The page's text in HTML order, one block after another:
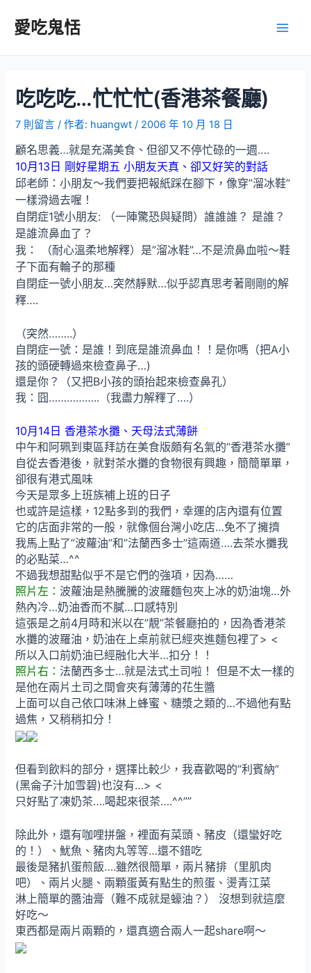
愛吃鬼恬
吃吃吃…忙忙忙(香港茶餐廳)
7 則留言 / 作者: huangwt/ 2006 年 10 月 18 日
顧名思義…就是充滿美食、但卻又不停忙碌的一週….
10月13日 剛好星期五 小朋友天真、卻又好笑的對話
邱老師：小朋友～我們要把報紙踩在腳下，像穿”溜冰鞋”
一樣滑過去喔！
自閉症1號小朋友: （一陣驚恐與疑問）誰誰誰？ 是誰？
是誰流鼻血了？
我： （耐心溫柔地解釋）是”溜冰鞋”…不是流鼻血啦～鞋
子下面有輪子的那種
自閉症一號小朋友…突然靜默…似乎認真思考著剛剛的解
釋….
（突然……..）
自閉症一號：是誰！到底是誰流鼻血！！是你嗎（把A小
孩的頭硬轉過來檢查鼻子…)
還是你？（又把B小孩的頭抬起來檢查鼻孔）
我：囧……………..（我盡力解釋了….）
10月14日 香港茶水攤、天母法式薄餅
中午和阿珮到東區拜訪在美食版頗有名氣的”香港茶水攤”
自從去香港後，就對茶水攤的食物很有興趣，簡簡單單，
卻很有港式風味
今天是眾多上班族補上班的日子
也或許是這樣，12點多到的我們，幸運的店內還有位置
它的店面非常的一般，就像個台灣小吃店…免不了擁擠
我馬上點了”波蘿油”和”法蘭西多士”這兩道….去茶水攤我
的必點菜…^^
不過我想甜點似乎不是它們的強項，因為……
照片左：波蘿油是熱騰騰的波羅麵包夾上冰的奶油塊…外
熱內冷…奶油香而不膩…口感特別
這張是之前4月時和米以在”靚”茶餐廳拍的，因為香港茶
水攤的波羅油，奶油在上桌前就已經夾進麵包裡了> <
所以入口前奶油已經融化大半…扣分！！
照片右： 法蘭西多士…就是法式土司啦！ 但是不太一樣的
是他在兩片土司之間會夾有薄薄的花生醬
上面可以自己依口味淋上蜂蜜、糖漿之類的…不過他有點
過焦，又稍稍扣分！
但看到飲料的部分，選擇比較少，我喜歡喝的”利賓納”
(黑侖子汁加雪碧)也沒有…> <
只好點了凍奶茶….喝起來很茶….^^””
除此外，還有咖哩拼盤，裡面有菜頭、豬皮（還蠻好吃
的！）、魷魚、豬肉丸等等…還不錯吃
最後是豬扒蛋煎飯….雖然很簡單，兩片豬排（里肌肉
吧）、兩片火腿、兩顆蛋黃有點生的煎蛋、燙青江菜
淋上簡單的醬油膏（難不成就是蠔油？） 沒想到就這麼
好吃～
東西都是兩片兩顆的，還真適合兩人一起share啊～